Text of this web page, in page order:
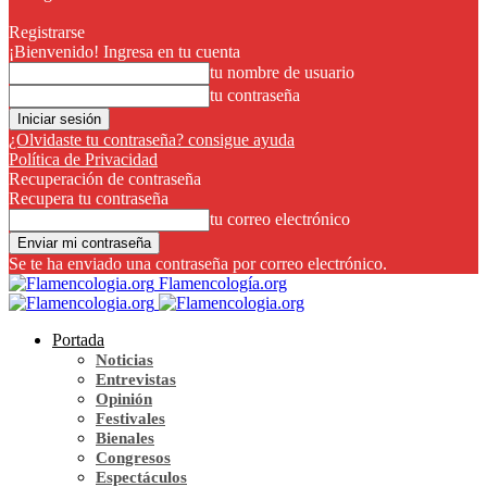
Registrarse
¡Bienvenido! Ingresa en tu cuenta
tu nombre de usuario
tu contraseña
¿Olvidaste tu contraseña? consigue ayuda
Política de Privacidad
Recuperación de contraseña
Recupera tu contraseña
tu correo electrónico
Se te ha enviado una contraseña por correo electrónico.
Flamencología.org
Portada
Noticias
Entrevistas
Opinión
Festivales
Bienales
Congresos
Espectáculos